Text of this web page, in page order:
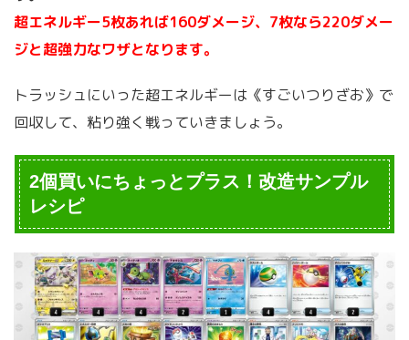
超エネルギー5枚あれば160ダメージ、7枚なら220ダメー
ジと超強力なワザとなります。
トラッシュにいった超エネルギーは《すごいつりざお》で
回収して、粘り強く戦っていきましょう。
2個買いにちょっとプラス！改造サンプル
レシピ